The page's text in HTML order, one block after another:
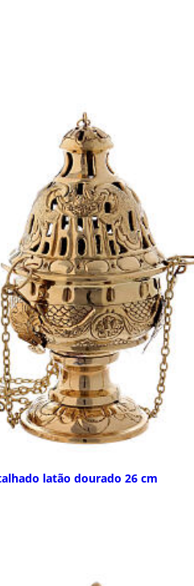
latão dourado 26 cm